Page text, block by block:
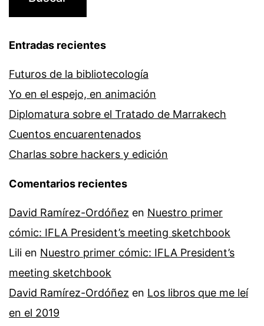
Entradas recientes
Futuros de la bibliotecología
Yo en el espejo, en animación
Diplomatura sobre el Tratado de Marrakech
Cuentos encuarentenados
Charlas sobre hackers y edición
Comentarios recientes
David Ramírez-Ordóñez en Nuestro primer
cómic: IFLA President’s meeting sketchbook
Lili en Nuestro primer cómic: IFLA President’s
meeting sketchbook
David Ramírez-Ordóñez en Los libros que me leí
en el 2019